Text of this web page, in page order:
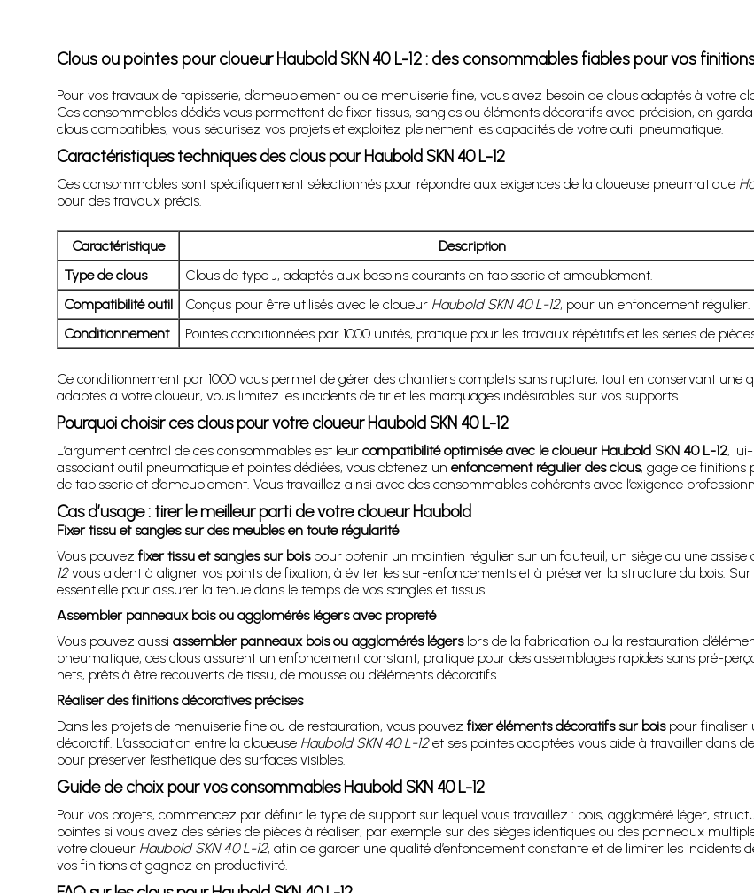
Clous ou pointes pour cloueur Haubold SKN 40 L-12 : des consommables fiables pour vos
Pour vos travaux de tapisserie, d’ameublement ou de menuiserie fine, vous avez besoin de clous adaptés à votre
Ces consommables dédiés vous permettent de fixer tissus, sangles ou éléments décoratifs avec précision, en
clous compatibles, vous sécurisez vos projets et exploitez pleinement les capacités de votre outil pneumatique.
Caractéristiques techniques des clous pour Haubold SKN 40 L-12
Ces consommables sont spécifiquement sélectionnés pour répondre aux exigences de la cloueuse pneumatique
pour des travaux précis.
Caractéristique
Description
Type de clous
Clous de type J, adaptés aux besoins courants en tapisserie et ameublement.
Compatibilité outil
Conçus pour être utilisés avec le cloueur Haubold SKN 40 L-12, pour un enfoncement régulier.
Conditionnement
Pointes conditionnées par 1000 unités, pratique pour les travaux répétitifs et les séries de
Ce conditionnement par 1000 vous permet de gérer des chantiers complets sans rupture, tout en conservant une
adaptés à votre cloueur, vous limitez les incidents de tir et les marquages indésirables sur vos supports.
Pourquoi choisir ces clous pour votre cloueur Haubold SKN 40 L-12
L’argument central de ces consommables est leur compatibilité optimisée avec le cloueur Haubold SKN 40 L-12,
associant outil pneumatique et pointes dédiées, vous obtenez un enfoncement régulier des clous, gage de finitions
de tapisserie et d’ameublement. Vous travaillez ainsi avec des consommables cohérents avec l’exigence
Cas d’usage : tirer le meilleur parti de votre cloueur Haubold
Fixer tissu et sangles sur des meubles en toute régularité
Vous pouvez fixer tissu et sangles sur boispour obtenir un maintien régulier sur un fauteuil, un siège ou une assise
12vous aident à aligner vos points de fixation, à éviter les sur-enfoncements et à préserver la structure du bois.
essentielle pour assurer la tenue dans le temps de vos sangles et tissus.
Assembler panneaux bois ou agglomérés légers avec propreté
Vous pouvez aussi assembler panneaux bois ou agglomérés légerslors de la fabrication ou la restauration
pneumatique, ces clous assurent un enfoncement constant, pratique pour des assemblages rapides sans pré-
nets, prêts à être recouverts de tissu, de mousse ou d’éléments décoratifs.
Réaliser des finitions décoratives précises
Dans les projets de menuiserie fine ou de restauration, vous pouvez fixer éléments décoratifs sur boispour finaliser
décoratif. L’association entre la cloueuse Haubold SKN 40 L-12et ses pointes adaptées vous aide à travailler dans
pour préserver l’esthétique des surfaces visibles.
Guide de choix pour vos consommables Haubold SKN 40 L-12
Pour vos projets, commencez par définir le type de support sur lequel vous travaillez : bois, aggloméré léger,
pointes si vous avez des séries de pièces à réaliser, par exemple sur des sièges identiques ou des panneaux
votre cloueur Haubold SKN 40 L-12, afin de garder une qualité d’enfoncement constante et de limiter les incidents
vos finitions et gagnez en productivité.